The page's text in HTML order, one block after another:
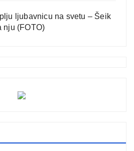
ljubavnicu na svetu – Šeik
nju (FOTO)